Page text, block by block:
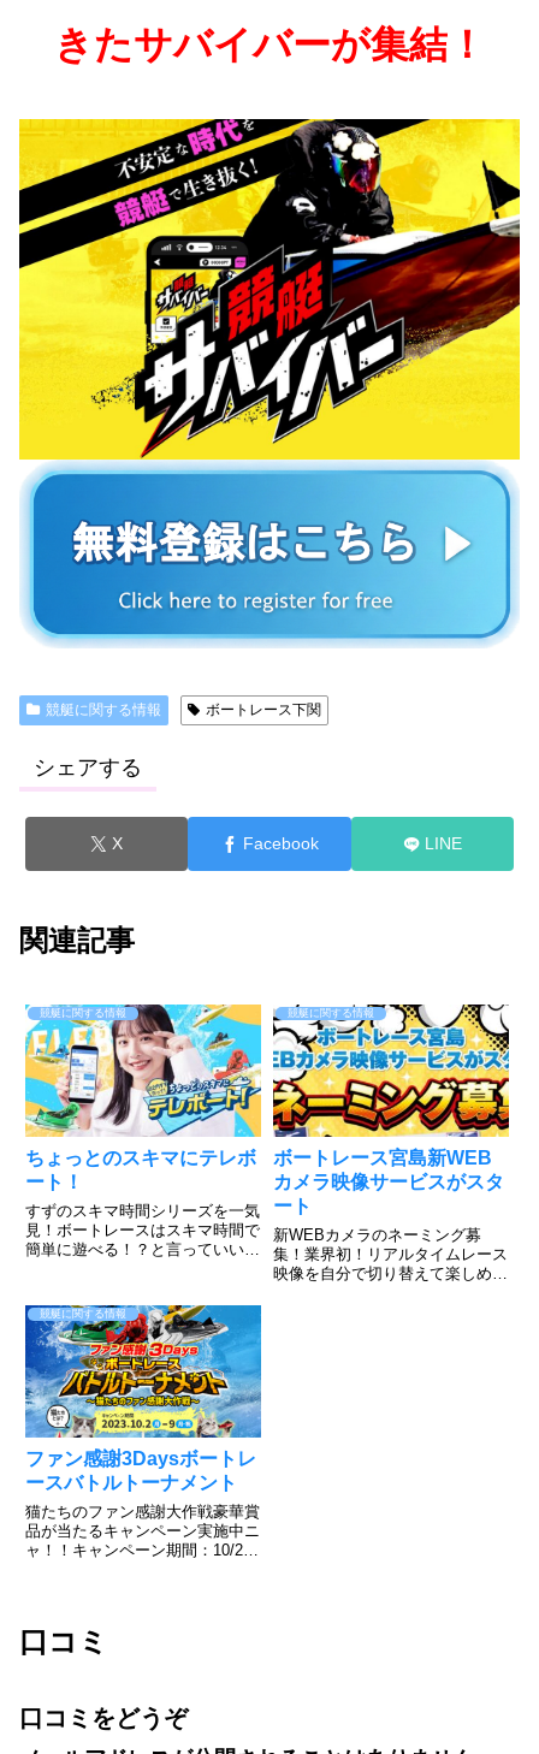
きたサバイバーが集結！
競艇に関する情報 ボートレース下関
シェアする
X Facebook LINE
関連記事
競艇に関する情報
ちょっとのスキマにテレボ
ート！
すずのスキマ時間シリーズを一気
見！ボートレースはスキマ時間で
簡単に遊べる！？と言っていいの
画をご覧下さい。簡単に登録でき
て、好きな色を選んで勝負できる
のがボートレース！だが、そん
な...
競艇に関する情報
ボートレース宮島新WEB
カメラ映像サービスがスタ
ート
新WEBカメラのネーミング募
集！業界初！リアルタイムレース
映像を自分で切り替えて楽しめ
競艇に関する情報
ファン感謝3Daysボートレ
ースバトルトーナメント
猫たちのファン感謝大作戦豪華賞
品が当たるキャンペーン実施中ニ
ャ！！キャンペーン期間：10/2～
る！キャンペーン投稿をリポスト
するだけInstagra...
口コミ
口コミをどうぞ